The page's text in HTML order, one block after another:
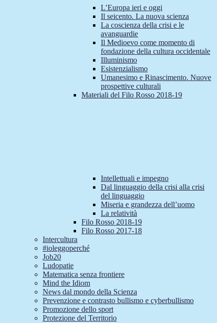
L’Europa ieri e oggi
Il seicento. La nuova scienza
La coscienza della crisi e le
avanguardie
Il Medioevo come momento di
fondazione della cultura occidentale
Illuminismo
Esistenzialismo
Umanesimo e Rinascimento. Nuove
prospettive culturali
Materiali del Filo Rosso 2018-19
Intellettuali e impegno
Dal linguaggio della crisi alla crisi
del linguaggio
Miseria e grandezza dell’uomo
La relatività
Filo Rosso 2018-19
Filo Rosso 2017-18
Intercultura
#ioleggoperché
Job20
Ludopatie
Matematica senza frontiere
Mind the Idiom
News dal mondo della Scienza
Prevenzione e contrasto bullismo e cyberbullismo
Promozione dello sport
Protezione del Territorio